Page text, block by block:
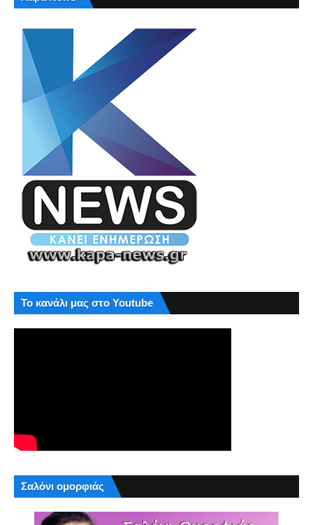
Το κανάλι μας στο Youtube
Σαλόνι ομορφιάς